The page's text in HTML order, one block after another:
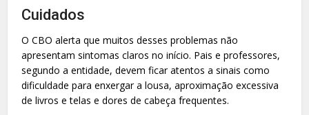
Cuidados
O CBO alerta que muitos desses problemas não
apresentam sintomas claros no início. Pais e professores,
segundo a entidade, devem ficar atentos a sinais como
dificuldade para enxergar a lousa, aproximação excessiva
de livros e telas e dores de cabeça frequentes.